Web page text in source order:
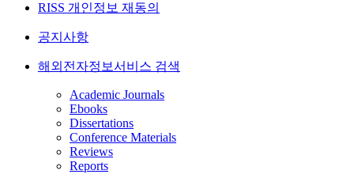
RISS 개인정보 재동의
공지사항
해외전자정보서비스 검색
Academic Journals
Ebooks
Dissertations
Conference Materials
Reviews
Reports